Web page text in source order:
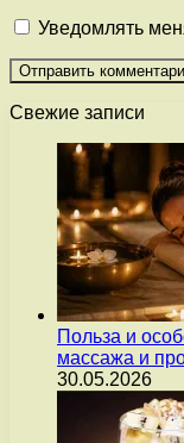
Уведомлять
Свежие записи
Польза и
массажа и
30.05.2026